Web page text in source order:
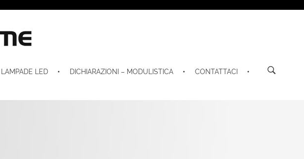
LAMPADE LED DICHIARAZIONI – MODULISTICA
CONTATTACI